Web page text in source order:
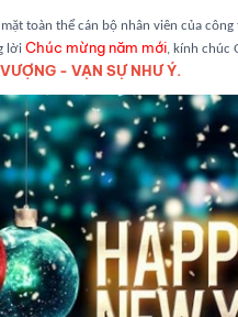
toàn thể cán bộ nhân viên của công
lời Chúc mừng năm mới, kính chúc
- VẠN SỰ NHƯ Ý.